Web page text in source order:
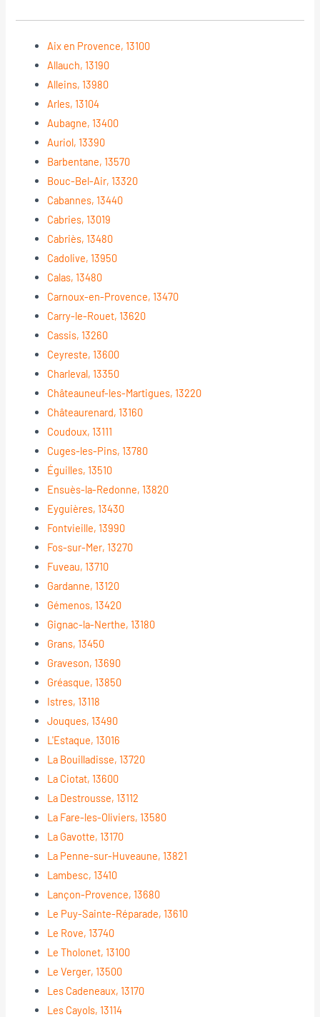
Aix en Provence, 13100
Allauch, 13190
Alleins, 13980
Arles, 13104
Aubagne, 13400
Auriol, 13390
Barbentane, 13570
Bouc-Bel-Air, 13320
Cabannes, 13440
Cabries, 13019
Cabriès, 13480
Cadolive, 13950
Calas, 13480
Carnoux-en-Provence, 13470
Carry-le-Rouet, 13620
Cassis, 13260
Ceyreste, 13600
Charleval, 13350
Châteauneuf-les-Martigues, 13220
Châteaurenard, 13160
Coudoux, 13111
Cuges-les-Pins, 13780
Éguilles, 13510
Ensuès-la-Redonne, 13820
Eyguières, 13430
Fontvieille, 13990
Fos-sur-Mer, 13270
Fuveau, 13710
Gardanne, 13120
Gémenos, 13420
Gignac-la-Nerthe, 13180
Grans, 13450
Graveson, 13690
Gréasque, 13850
Istres, 13118
Jouques, 13490
L'Estaque, 13016
La Bouilladisse, 13720
La Ciotat, 13600
La Destrousse, 13112
La Fare-les-Oliviers, 13580
La Gavotte, 13170
La Penne-sur-Huveaune, 13821
Lambesc, 13410
Lançon-Provence, 13680
Le Puy-Sainte-Réparade, 13610
Le Rove, 13740
Le Tholonet, 13100
Le Verger, 13500
Les Cadeneaux, 13170
Les Cayols, 13114